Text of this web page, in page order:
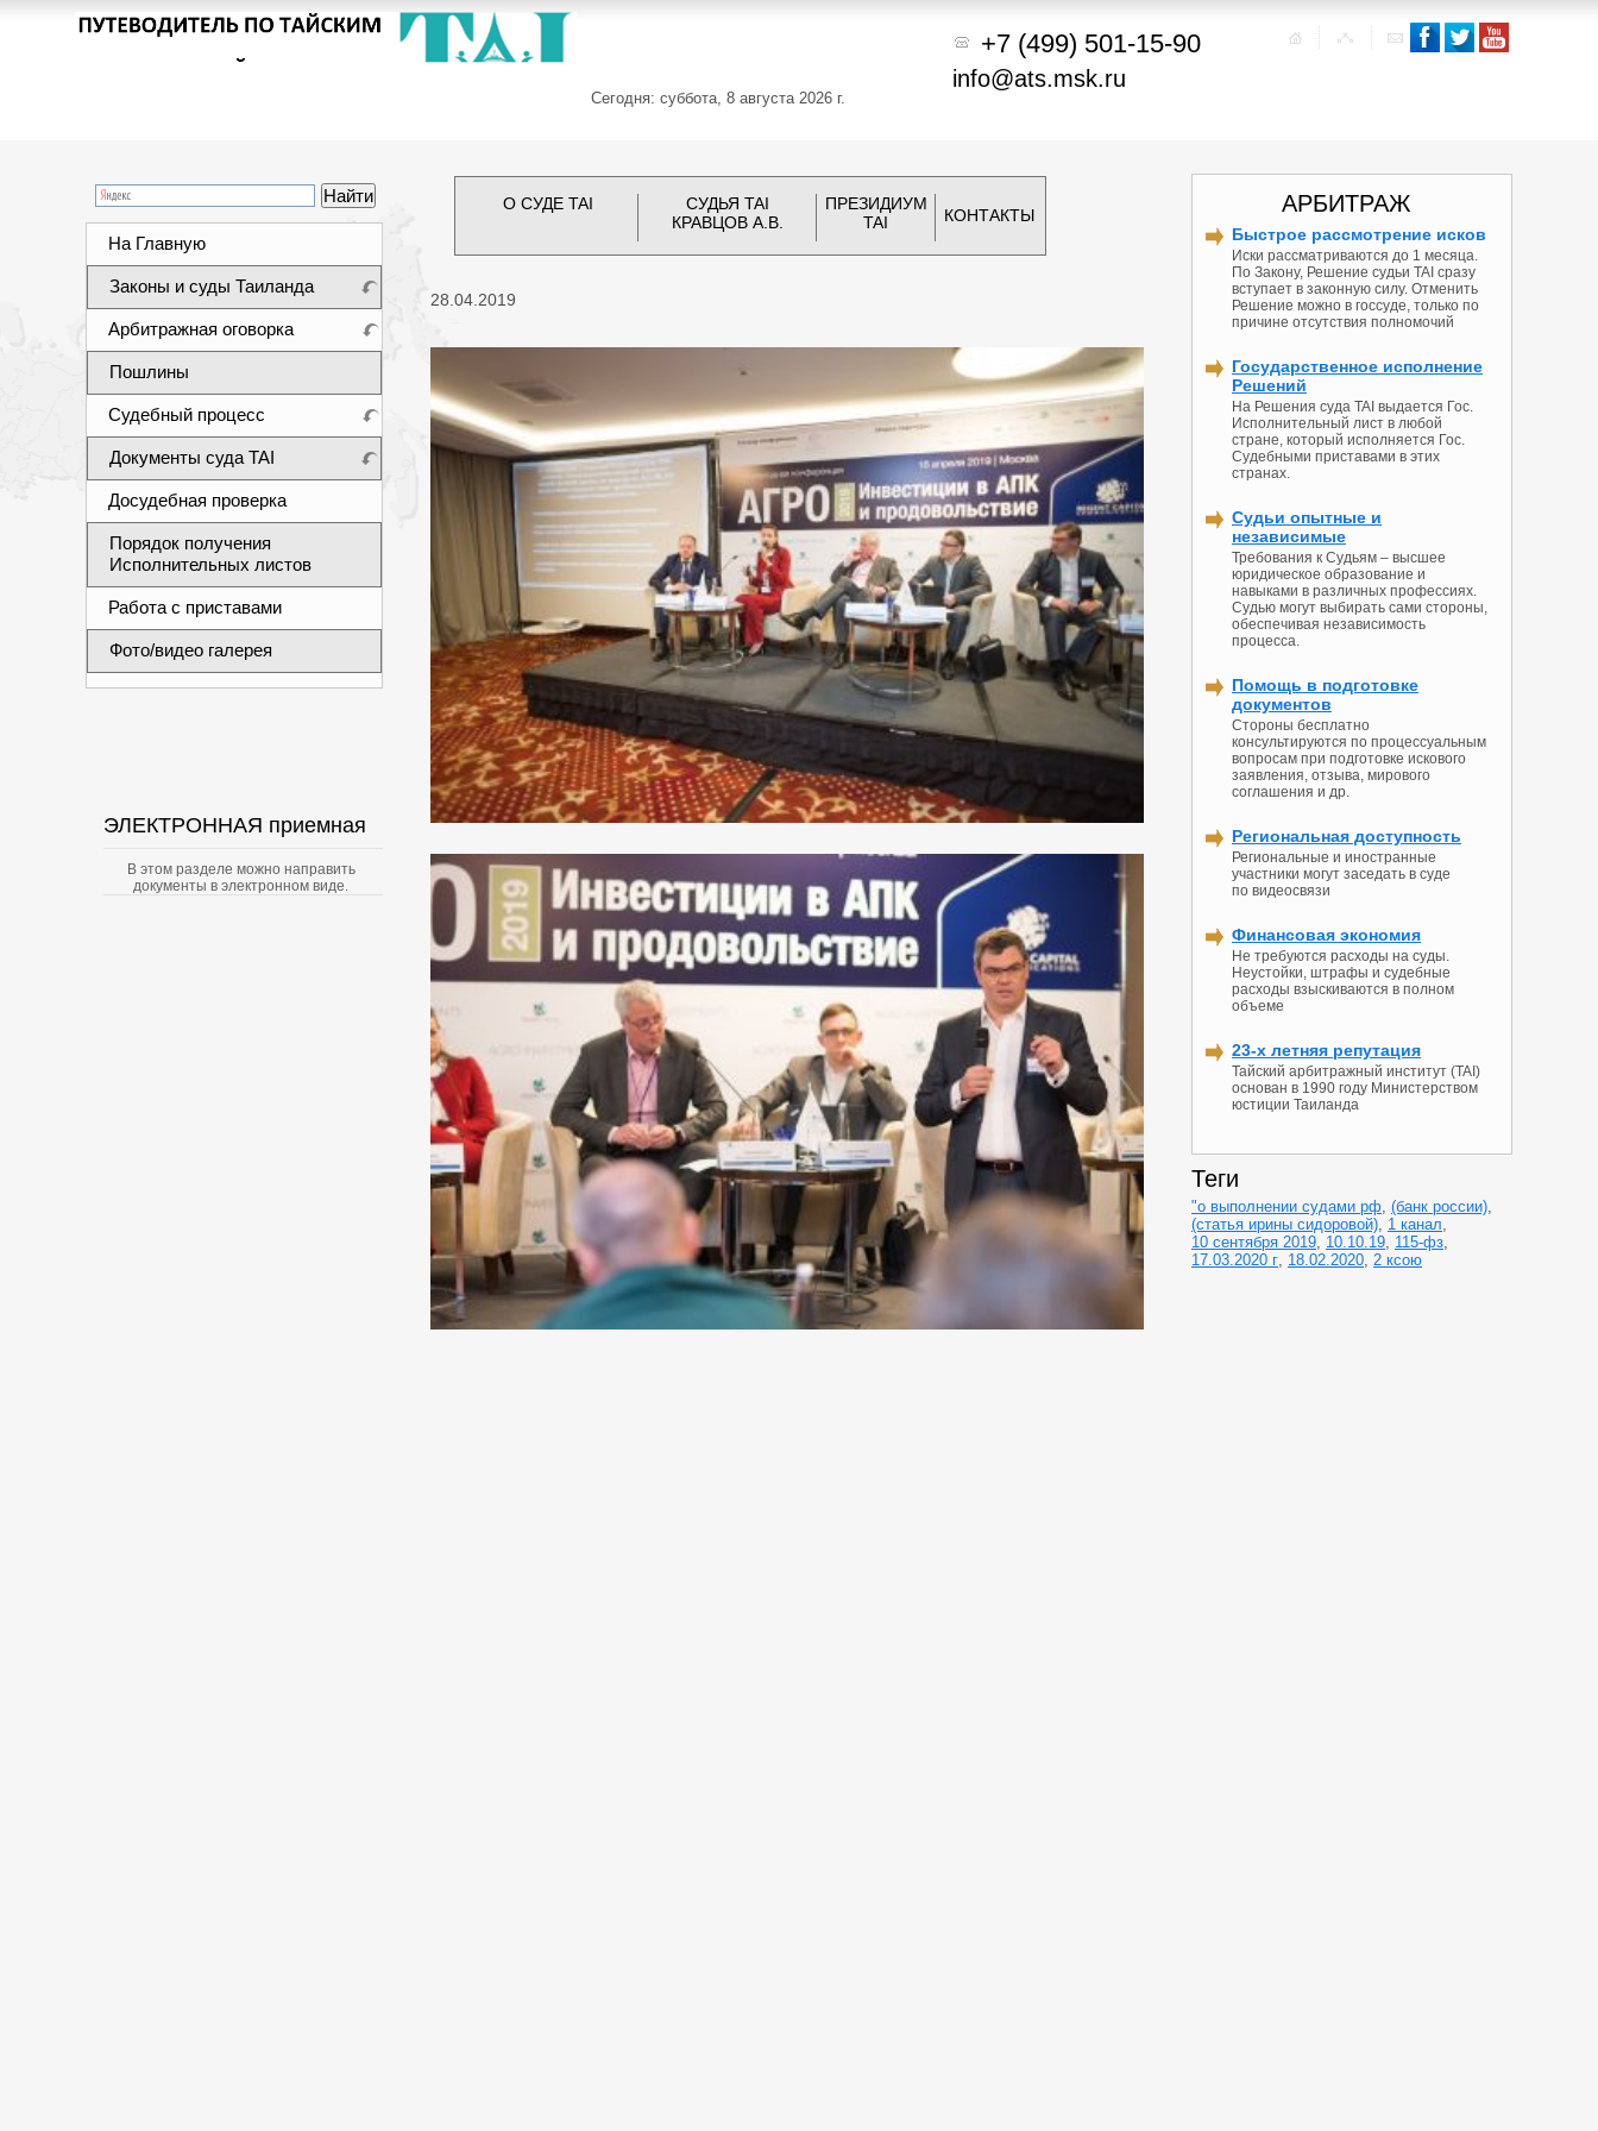
+7 (499) 501-15-90
info@ats.msk.ru
Сегодня: суббота, 8 августа 2026 г.
На Главную
Законы и суды Таиланда
Арбитражная оговорка
Пошлины
Судебный процесс
Документы суда TAI
Досудебная проверка
Порядок получения
Исполнительных листов
Работа с приставами
Фото/видео галерея
ЭЛЕКТРОННАЯ приемная
В этом разделе можно направить
документы в электронном виде.
О СУДЕ TAI
СУДЬЯ TAI
КРАВЦОВ А.В.
ПРЕЗИДИУМ
TAI
КОНТАКТЫ АРБИТРАЖ
Быстрое рассмотрение исков
Иски рассматриваются до 1 месяца.
По Закону, Решение судьи TAI сразу
вступает в законную силу. Отменить
Решение можно в госсуде, только по
причине отсутствия полномочий
Государственное исполнение
Решений
На Решения суда TAI выдается Гос.
Исполнительный лист в любой
стране, который исполняется Гос.
Судебными приставами в этих
странах.
Судьи опытные и
независимые
Требования к Судьям – высшее
юридическое образование и
навыками в различных профессиях.
Судью могут выбирать сами стороны,
обеспечивая независимость
процесса.
Помощь в подготовке
документов
Стороны бесплатно
консультируются по процессуальным
вопросам при подготовке искового
заявления, отзыва, мирового
соглашения и др.
Региональная доступность
Региональные и иностранные
участники могут заседать в суде
по видеосвязи
Финансовая экономия
Не требуются расходы на суды.
Неустойки, штрафы и судебные
расходы взыскиваются в полном
объеме
23-х летняя репутация
Тайский арбитражный институт (TAI)
основан в 1990 году Министерством
юстиции Таиланда
Теги
"о выполнении судами рф, (банк россии),
(статья ирины сидоровой), 1 канал,
10 сентября 2019, 10.10.19, 115-фз,
17.03.2020 г, 18.02.2020, 2 ксою
28.04.2019